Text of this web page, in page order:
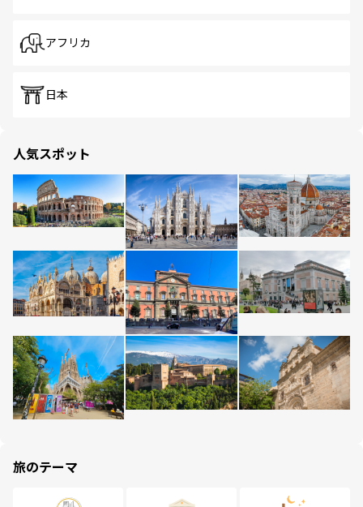
アフリカ
日本
人気スポット
旅のテーマ